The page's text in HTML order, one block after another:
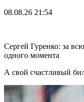
08.08.26 21:54
Сергей Гуренко: за
одного момента
А свой счастливый